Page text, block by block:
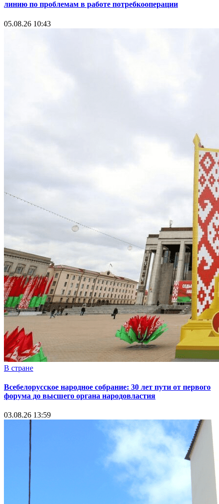
линию по проблемам в работе потребкооперации
05.08.26 10:43
В стране
Всебелорусское народное собрание: 30 лет пути от первого
форума до высшего органа народовластия
03.08.26 13:59